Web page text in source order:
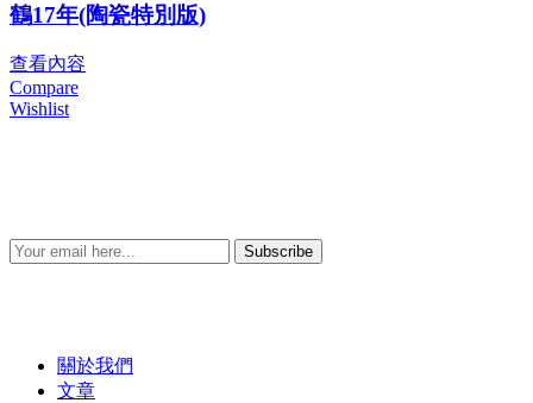
鶴17年(陶瓷特別版)
查看內容
Compare
Wishlist
Subscribe
關於我們
文章